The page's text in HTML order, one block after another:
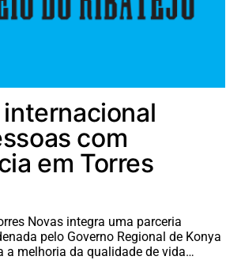
internacional
com
em Torres
Novas integra uma parceria
pelo Governo Regional de Konya
a melhoria da qualidade de vida…